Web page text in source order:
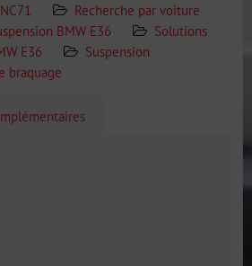
Recherche par voiture
BMW E36
Solutions
E36
Suspension
braquage